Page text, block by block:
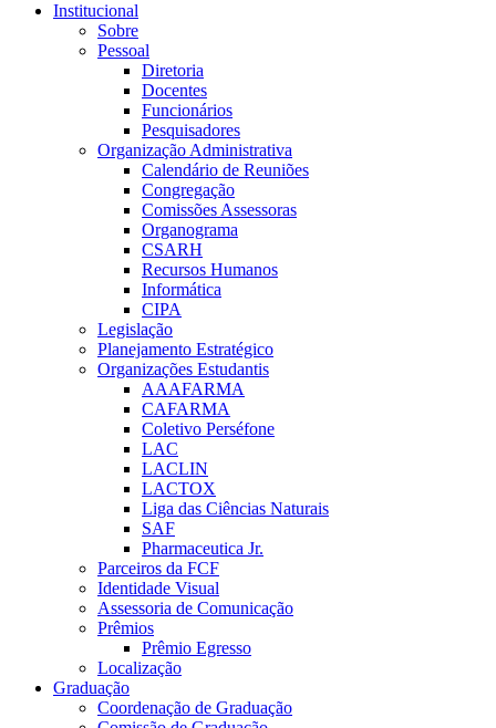
Institucional
Sobre
Pessoal
Diretoria
Docentes
Funcionários
Pesquisadores
Organização Administrativa
Calendário de Reuniões
Congregação
Comissões Assessoras
Organograma
CSARH
Recursos Humanos
Informática
CIPA
Legislação
Planejamento Estratégico
Organizações Estudantis
AAAFARMA
CAFARMA
Coletivo Perséfone
LAC
LACLIN
LACTOX
Liga das Ciências Naturais
SAF
Pharmaceutica Jr.
Parceiros da FCF
Identidade Visual
Assessoria de Comunicação
Prêmios
Prêmio Egresso
Localização
Graduação
Coordenação de Graduação